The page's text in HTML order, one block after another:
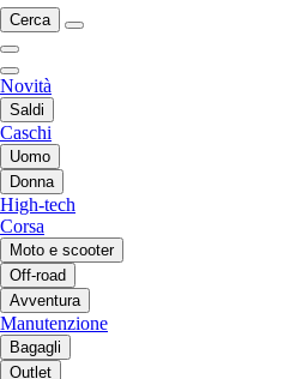
Cerca
Novità
Saldi
Caschi
Uomo
Donna
High-tech
Corsa
Moto e scooter
Off-road
Avventura
Manutenzione
Bagagli
Outlet